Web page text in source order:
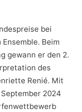
bei
Beim
gewann er den 2.
des
Renié. Mit
2024